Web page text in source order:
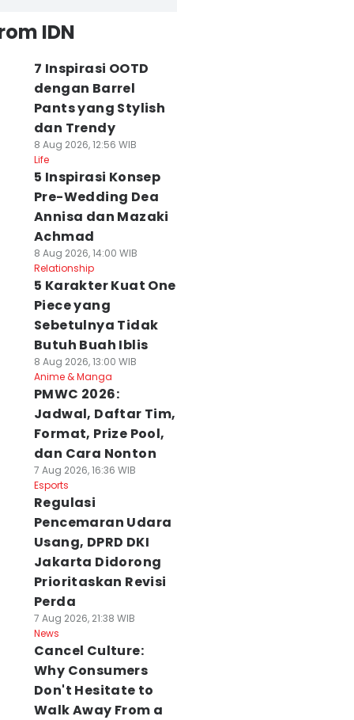
IDN
7 Inspirasi OOTD
dengan Barrel
Pants yang Stylish
dan Trendy
8 Aug 2026, 12:56 WIB
Life
5 Inspirasi Konsep
Pre-Wedding Dea
Annisa dan Mazaki
Achmad
8 Aug 2026, 14:00 WIB
Relationship
5 Karakter Kuat One
Piece yang
Sebetulnya Tidak
Butuh Buah Iblis
8 Aug 2026, 13:00 WIB
Anime & Manga
PMWC 2026:
Jadwal, Daftar Tim,
Format, Prize Pool,
dan Cara Nonton
7 Aug 2026, 16:36 WIB
Esports
Regulasi
Pencemaran Udara
Usang, DPRD DKI
Jakarta Didorong
Prioritaskan Revisi
Perda
7 Aug 2026, 21:38 WIB
News
Cancel Culture:
Why Consumers
Don't Hesitate to
Walk Away From a